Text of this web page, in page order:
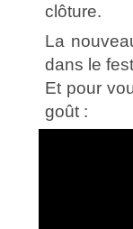
clôture.
La
dans le
Et pour
goût :